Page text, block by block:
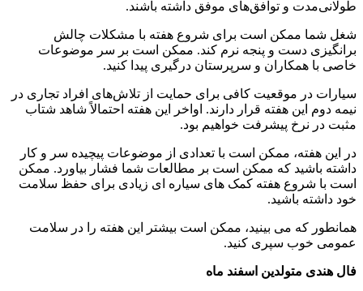
طولانی‌مدت و توافق‌های موفق داشته باشند.
شغل شما ممکن است برای شروع هفته با مشکلات چالش
برانگیزی دست و پنجه نرم کند. ممکن است بر سر موضوعات
خاصی با همکاران و سرپرستان درگیری پیدا کنید.
سیارات در موقعیت کافی برای حمایت از تلاش‌های افراد تجاری در
نیمه دوم این هفته قرار دارند. اواخر این هفته احتمالاً شاهد شتاب
مثبت در نرخ پیشرفت خواهیم بود.
در این هفته، ممکن است با تعدادی از موضوعات پیچیده سر و کار
داشته باشید که ممکن است بر مطالعات شما فشار بیاورد. ممکن
است با شروع هفته کمک های سیاره ای زیادی برای حفظ سلامت
خود داشته باشید.
همانطور که می بینید، ممکن است بیشتر این هفته را در سلامت
عمومی خوب سپری کنید.
فال هندی متولدین اسفند ماه